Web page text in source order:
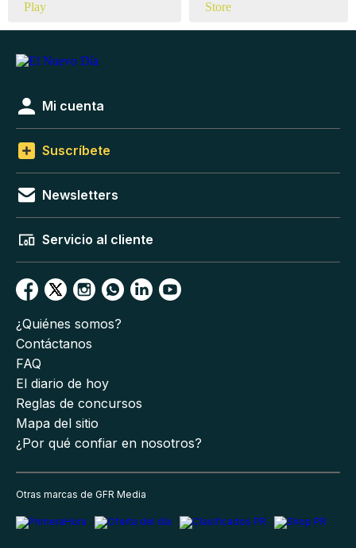
Mi cuenta
Suscríbete
Newsletters
Servicio al cliente
¿Quiénes somos?
Contáctanos
FAQ
El diario de hoy
Reglas de concursos
Mapa del sitio
¿Por qué confiar en nosotros?
Otras marcas de GFR Media